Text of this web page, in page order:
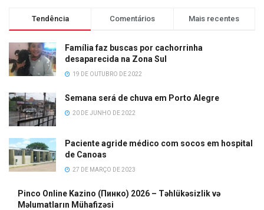
Tendência Comentários Mais recentes
Família faz buscas por cachorrinha
desaparecida na Zona Sul
19 DE OUTUBRO DE 2022
Semana será de chuva em Porto Alegre
20 DE JUNHO DE 2022
Paciente agride médico com socos em hospital
de Canoas
27 DE MARÇO DE 2023
Pinco Online Kazino (Пинко) 2026 – Təhlükəsizlik və
Məlumatların Mühafizəsi